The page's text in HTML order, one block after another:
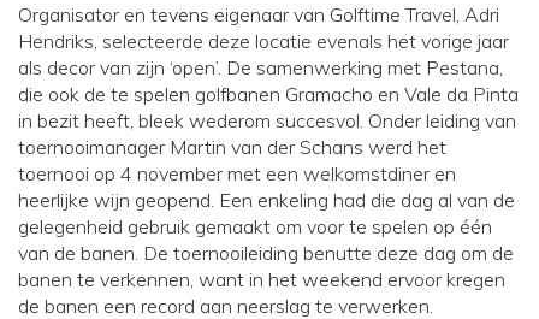
Organisator en tevens eigenaar van Golftime Travel, Adri
Hendriks, selecteerde deze locatie evenals het vorige jaar
als decor van zijn ‘open’. De samenwerking met Pestana,
die ook de te spelen golfbanen Gramacho en Vale da Pinta
in bezit heeft, bleek wederom succesvol. Onder leiding van
toernooimanager Martin van der Schans werd het
toernooi op 4 november met een welkomstdiner en
heerlijke wijn geopend. Een enkeling had die dag al van de
gelegenheid gebruik gemaakt om voor te spelen op één
van de banen. De toernooileiding benutte deze dag om de
banen te verkennen, want in het weekend ervoor kregen
de banen een record aan neerslag te verwerken.